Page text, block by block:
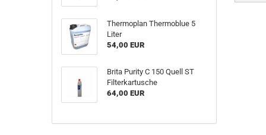
Thermoplan Thermoblue 5
Liter
54,00 EUR
Brita Purity C 150 Quell ST
Filterkartusche
64,00 EUR